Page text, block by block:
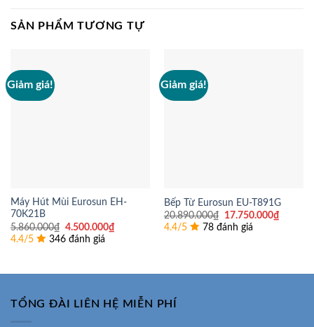
SẢN PHẨM TƯƠNG TỰ
Giảm giá!
Máy Hút Mùi Eurosun EH-
70K21B
5.860.000₫ Giá
gốc
là:
4.500.000₫Giá
hiện
4.4/5 346 đánh giá
Giảm giá!
Bếp Từ Eurosun EU-T891G
20.890.000₫
Giá
gốc
là:
17.750.000₫Giá
4.4/5 78 đánh giá
TỔNG ĐÀI LIÊN HỆ MIỄN PHÍ